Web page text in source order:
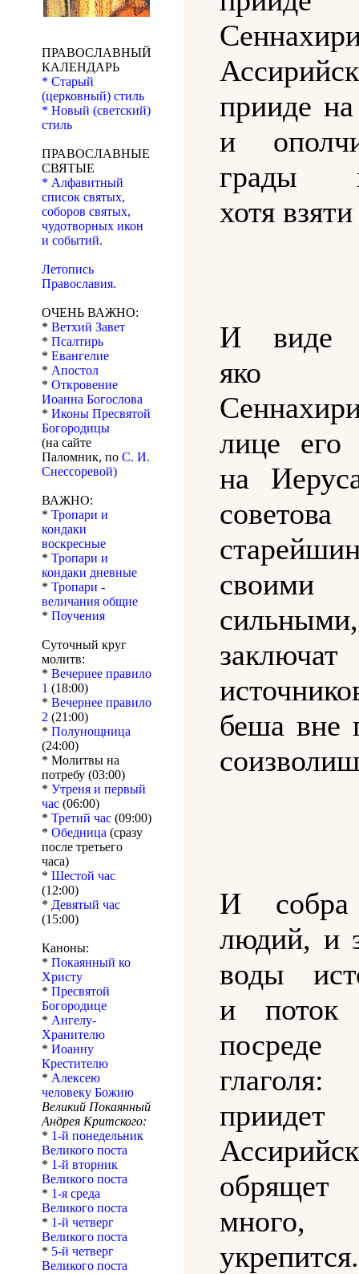
ПРАВОСЛАВНЫЙ
КАЛЕНДАРЬ
* Старый
(церковный) стиль
* Новый (светский)
стиль
ПРАВОСЛАВНЫЕ
СВЯТЫЕ
* Алфавитный
список святых,
соборов святых,
чудотворных икон
и событий.
Летопись
Православия.
ОЧЕНЬ ВАЖНО:
* Ветхий Завет
* Псалтирь
* Евангелие
* Апостол
* Откровение
Иоанна Богослова
* Иконы Пресвятой
Богородицы
(на сайте
Паломник, по С. И.
Снессоревой)
ВАЖНО:
* Тропари и
кондаки
воскресные
* Тропари и
кондаки дневные
* Тропари -
величания общие
* Поучения
Суточный круг
молитв:
* Вечериее правило
1 (18:00)
* Вечернее правило
2 (21:00)
* Полунощница
(24:00)
* Молитвы на
потребу (03:00)
* Утреня и первый
час (06:00)
* Третий час (09:00)
* Обедница (сразу
после третьего
часа)
* Шестой час
(12:00)
* Девятый час
(15:00)
Каноны:
* Покаянный ко
Христу
* Пресвятой
Богородице
* Ангелу-
Хранителю
* Иоанну
Крестителю
* Алексею
человеку Божию
Великий Покаянный
Андрея Критского:
* 1-й понедельник
Великого поста
* 1-й вторник
Великого поста
* 1-я среда
Великого поста
* 1-й четверг
Великого поста
* 5-й четверг
Великого поста
прииде
и
грады
хотя
И виде
яко
лице его
на
беша вне
И собра
людий, и
воды
и поток
посреде
укрепится.